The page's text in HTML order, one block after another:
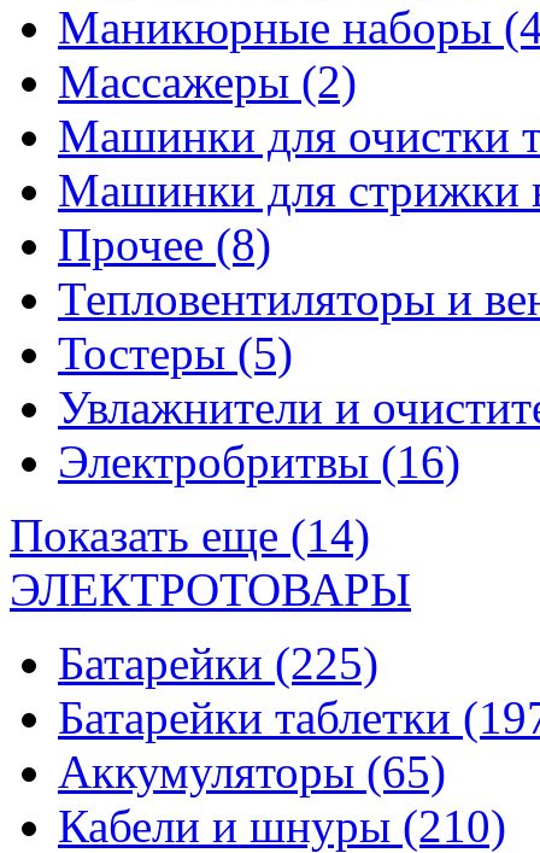
Маникюрные наборы
Массажеры (2)
Машинки для очистки
Машинки для стрижки
Прочее (8)
Тепловентиляторы и
Тостеры (5)
Увлажнители и
Электробритвы (16)
Показать еще (14)
ЭЛЕКТРОТОВАРЫ
Батарейки (225)
Батарейки таблетки
Аккумуляторы (65)
Кабели и шнуры (210)